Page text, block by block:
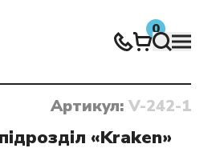
0
не знайдено
Артикул: V-242-1
«Kraken»